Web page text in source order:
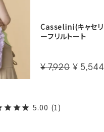
Casselini(キャセ
ーフリルトート
¥ 7,920 ¥ 5,544
5.00 1